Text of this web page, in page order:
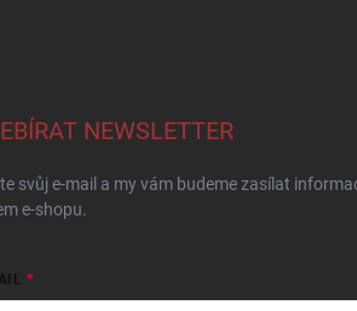
NEWSLETTER
svůj e-mail a my vám budeme zasílat
e-shopu.